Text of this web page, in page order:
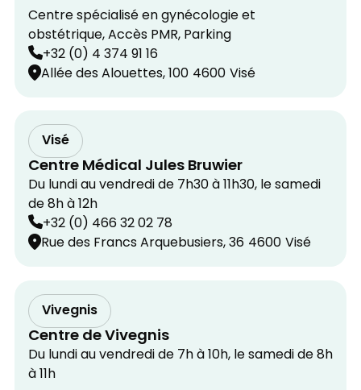
Centre spécialisé en gynécologie et
obstétrique, Accès PMR, Parking
+32 (0) 4 374 91 16
Allée des Alouettes, 100 4600 Visé
Visé
Centre Médical Jules Bruwier
Du lundi au vendredi de 7h30 à 11h30, le samedi
de 8h à 12h
+32 (0) 466 32 02 78
Rue des Francs Arquebusiers, 36 4600 Visé
Vivegnis
Centre de Vivegnis
Du lundi au vendredi de 7h à 10h, le samedi de 8h
à 11h